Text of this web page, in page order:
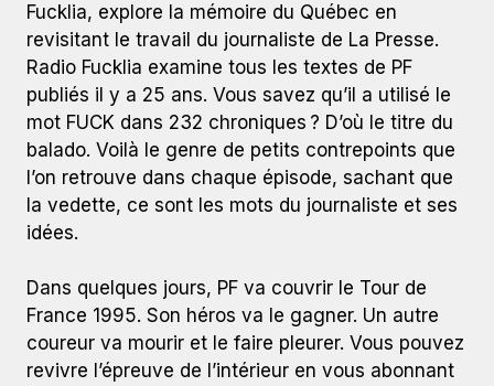
Fucklia, explore la mémoire du Québec en
revisitant le travail du journaliste de La Presse.
Radio Fucklia examine tous les textes de PF
publiés il y a 25 ans. Vous savez qu’il a utilisé le
mot FUCK dans 232 chroniques ? D’où le titre du
balado. Voilà le genre de petits contrepoints que
l’on retrouve dans chaque épisode, sachant que
la vedette, ce sont les mots du journaliste et ses
idées.
Dans quelques jours, PF va couvrir le Tour de
France 1995. Son héros va le gagner. Un autre
coureur va mourir et le faire pleurer. Vous pouvez
revivre l’épreuve de l’intérieur en vous abonnant